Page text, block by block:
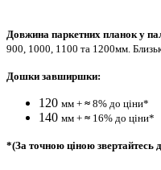
Довжина паркетних планок у
900, 1000, 1100 та 1200мм.
Дошки завширшки:
120 мм + ≈ 8% до ціни*
140 мм + ≈ 16% до ціни*
*(За точною ціною звертайтесь